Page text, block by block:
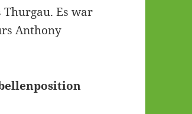
Es war
Anthony